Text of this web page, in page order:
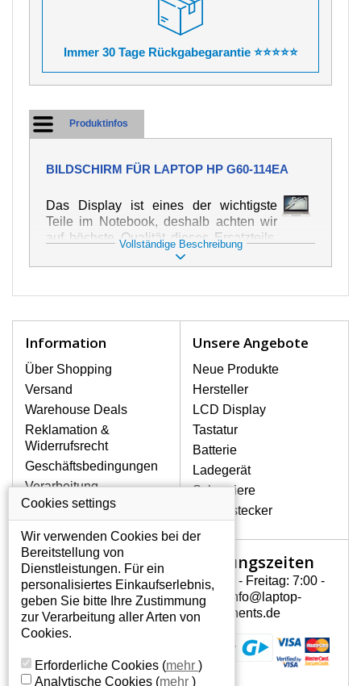
Immer 30 Tage Rückgabegarantie ⭐⭐⭐⭐⭐
Produktinfos
BILDSCHIRM FÜR LAPTOP HP G60-114EA
Das Display ist eines der wichtigste
Teile im Notebook, deshalb achten wir
auf höchste Qualität dieses Ersatzteils.
Er dient zur Darstellung von Texten und
Bildern in verschiedener Form. Zu
Notebook höchst vorsichtig umzugehen.
gehören mechanische Schäden, z. B.
ein geborstenes Display oder Risse.
Ferner senkrechte Streifen, das Display
ist ungleichmäßig hell.
LCD DISPLAYS HP G60-114EA VON
HÖCHSTER QUALITÄT!
Auf Lager halten wir nur
Originaldisplays, die die hohe
Qualitätsklasse A+ erfüllen, also ohne
mangelhafte Pixel, und zwar über die
gesamte Garantiezeit. Zum Beispiel
von den globalen Herstellern AUO,
Chi-Mei, Toshiba, Hannstar,
Chunghwa, Samsung, LG Phillips und
Sharp.
WIE KÖNNEN SIE FESTSTELLEN,
WELCHES DISPLAY SIE FÜR IHREN
Vollständige Beschreibung
Information
Über Shopping
Versand
Warehouse Deals
Reklamation &
Widerrufsrecht
Geschäftsbedingungen
Verarbeitung
personenbezogener
Daten
Über uns - Impressum
Unsere Angebote
Neue Produkte
Hersteller
LCD Display
Tastatur
Batterie
Ladegerät
Scharniere
Gerätestecker
Mein Konto
Mein Konto
Persönliche Daten
Addressen
Öffnungszeiten
Montag - Freitag: 7:00 -
15:30 info@laptop-
components.de
Cookies settings
Wir verwenden Cookies bei der
Bereitstellung von
Dienstleistungen. Für ein
personalisiertes Einkaufserlebnis,
geben Sie bitte Ihre Zustimmung
zur Verarbeitung aller Arten von
Cookies.
Erforderliche Cookies (mehr )
Analytische Cookies (mehr )